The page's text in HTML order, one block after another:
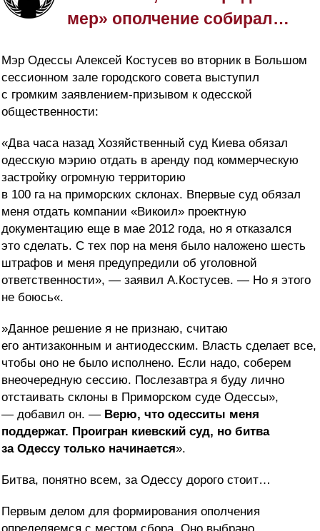
мер» ополчение собирал…
Мэр Одессы Алексей Костусев во вторник в Большом
сессионном зале городского совета выступил
с громким заявлением-призывом к одесской
общественности:
«Два часа назад Хозяйственный суд Киева обязал
одесскую мэрию отдать в аренду под коммерческую
застройку огромную территорию
в 100 га на приморских склонах. Впервые суд обязал
меня отдать компании «Викоил» проектную
документацию еще в мае 2012 года, но я отказался
это сделать. С тех пор на меня было наложено шесть
штрафов и меня предупредили об уголовной
ответственности», — заявил А.Костусев. — Но я этого
не боюсь«.
»Данное решение я не признаю, считаю
его антизаконным и антиодесским. Власть сделает все,
чтобы оно не было исполнено. Если надо, соберем
внеочередную сессию. Послезавтра я буду лично
отстаивать склоны в Приморском суде Одессы»,
— добавил он. — Верю, что одесситы меня
поддержат. Проигран киевский суд, но битва
за Одессу только начинается».
Битва, понятно всем, за Одессу дорого стоит…
Первым делом для формирования ополчения